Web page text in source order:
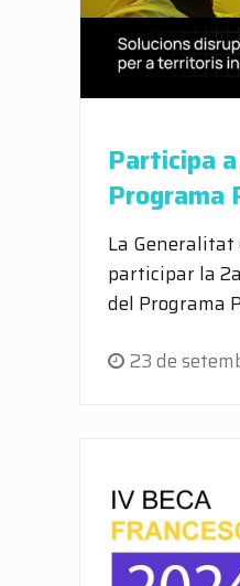
Participa
Programa
La
participar la
del Programa
23 de